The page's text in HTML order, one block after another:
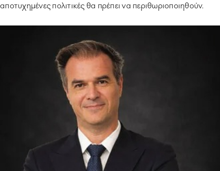
αποτυχημένες πολιτικές θα πρέπει να περιθωριοποιηθούν.